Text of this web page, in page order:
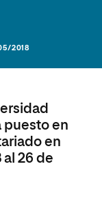
2018
puesto en
en
al 26 de